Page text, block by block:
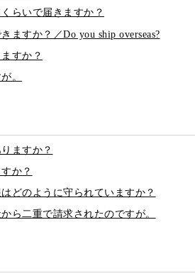
らいで届きますか？
ますか？／Do you ship overseas?
すか？
。
ますか？
か？
どのように守られていますか？
ら二重で請求されたのですが。